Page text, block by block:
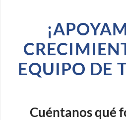
EQUIPO DE
Cuéntanos qué